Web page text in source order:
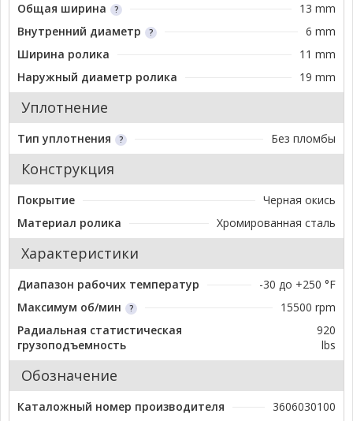
Общая ширина
13 mm
Внутренний диаметр
6 mm
Ширина ролика
11 mm
Наружный диаметр ролика
19 mm
Уплотнение
Тип уплотнения Без пломбы
Конструкция
Покрытие
Черная окись
Материал ролика
Хромированная сталь
Характеристики
Диапазон рабочих температур
-30 до +250 °F
Максимум об/мин
15500 rpm
Радиальная статистическая
грузоподъемность
920
lbs
Обозначение
Каталожный номер производителя
3606030100